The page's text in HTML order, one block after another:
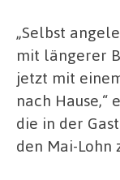
„Selbst
mit längerer
jetzt mit
nach
die in der
den Mai-Lohn